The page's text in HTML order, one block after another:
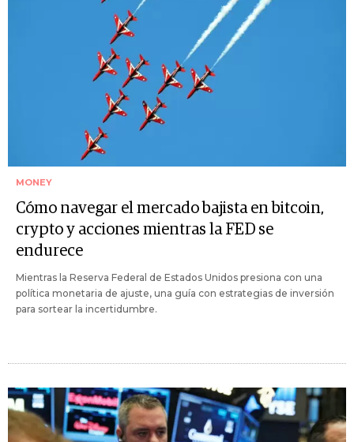
MONEY
Cómo navegar el mercado bajista en bitcoin,
crypto y acciones mientras la FED se
endurece
Mientras la Reserva Federal de Estados Unidos presiona con una
política monetaria de ajuste, una guía con estrategias de inversión
para sortear la incertidumbre.